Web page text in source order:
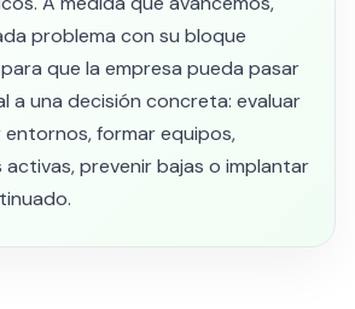
problema con su bloque
que la empresa pueda pasar
a una decisión concreta: evaluar
formar equipos,
prevenir bajas o implantar